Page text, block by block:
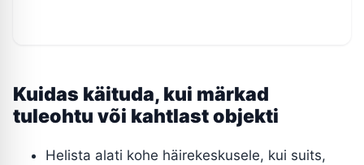
Kuidas käituda, kui märkad
tuleohtu või kahtlast objekti
Helista alati kohe häirekeskusele, kui suits,